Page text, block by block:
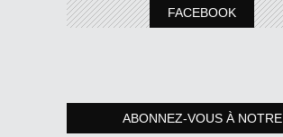
FACEBOOK
ABONNEZ-VOUS À NOTRE